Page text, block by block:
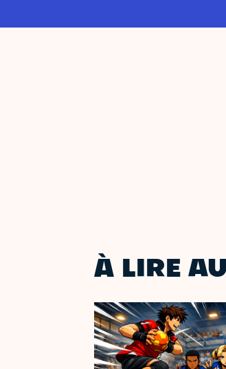
À LIRE